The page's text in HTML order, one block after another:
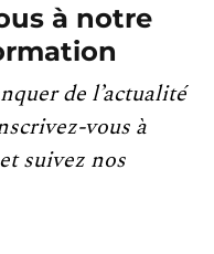
à notre
de l’actualité
vous à
suivez nos